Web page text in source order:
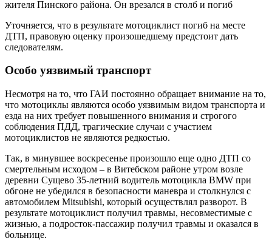
Уточняется, что в результате мотоциклист погиб на месте
ДТП, правовую оценку произошедшему предстоит дать
следователям.
Особо уязвимый транспорт
Несмотря на то, что ГАИ постоянно обращает внимание на то,
что мотоциклы являются особо уязвимым видом транспорта и
езда на них требует повышенного внимания и строгого
соблюдения ПДД, трагические случаи с участием
мотоциклистов не являются редкостью.
Так, в минувшее воскресенье произошло еще одно ДТП со
смертельным исходом – в Витебском районе утром возле
деревни Сущево 35-летний водитель мотоцикла BMW при
обгоне не убедился в безопасности маневра и столкнулся с
автомобилем Мitsubishi, который осуществлял разворот. В
результате мотоциклист получил травмы, несовместимые с
жизнью, а подросток-пассажир получил травмы и оказался в
больнице.